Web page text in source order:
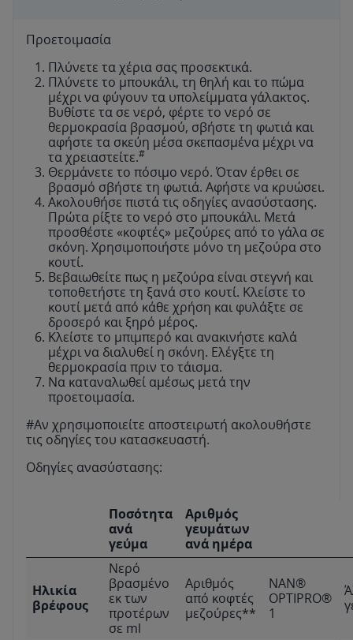
Προετοιμασία
Πλύνετε τα χέρια σας προσεκτικά.
Πλύνετε το μπουκάλι, τη θηλή και το πώμα
μέχρι να φύγουν τα υπολείμματα γάλακτος.
Βυθίστε τα σε νερό, φέρτε το νερό σε
θερμοκρασία βρασμού, σβήστε τη φωτιά και
αφήστε τα σκεύη μέσα σκεπασμένα μέχρι να
τα χρειαστείτε.#
Θερμάνετε το πόσιμο νερό. Όταν έρθει σε
βρασμό σβήστε τη φωτιά. Αφήστε να κρυώσει.
Ακολουθήσε πιστά τις οδηγίες ανασύστασης.
Πρώτα ρίξτε το νερό στο μπουκάλι. Μετά
προσθέστε «κοφτές» μεζούρες από το γάλα σε
σκόνη. Χρησιμοποιήστε μόνο τη μεζούρα στο
κουτί.
Βεβαιωθείτε πως η μεζούρα είναι στεγνή και
τοποθετήστε τη ξανά στο κουτί. Κλείστε το
κουτί μετά από κάθε χρήση και φυλάξτε σε
δροσερό και ξηρό μέρος.
Κλείστε το μπιμπερό και ανακινήστε καλά
μέχρι να διαλυθεί η σκόνη. Ελέγξτε τη
θερμοκρασία πριν το τάισμα.
Να καταναλωθεί αμέσως μετά την
προετοιμασία.
#Αν χρησιμοποιείτε αποστειρωτή ακολουθήστε
τις οδηγίες του κατασκευαστή.
Οδηγίες ανασύστασης:
Ποσότητα
ανά
γεύμα
Αριθμός
γευμάτων
ανά ημέρα
Ηλικία
βρέφους
Νερό
βρασμένο
εκ των
προτέρων
σε ml
Αριθμός
από κοφτές
μεζούρες**
NAN®
OPTIPRO®
1